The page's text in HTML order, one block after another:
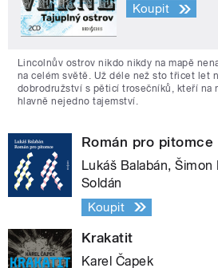
Koupit
Lincolnův ostrov nikdo nikdy na mapě
na celém světě. Už déle než sto třicet let
dobrodružství s pěticí trosečníků, kteří na
hlavně nejedno tajemství.
Román pro pitomce
Lukáš Balabán, Šimon
Soldán
Koupit
Krakatit
Karel Čapek